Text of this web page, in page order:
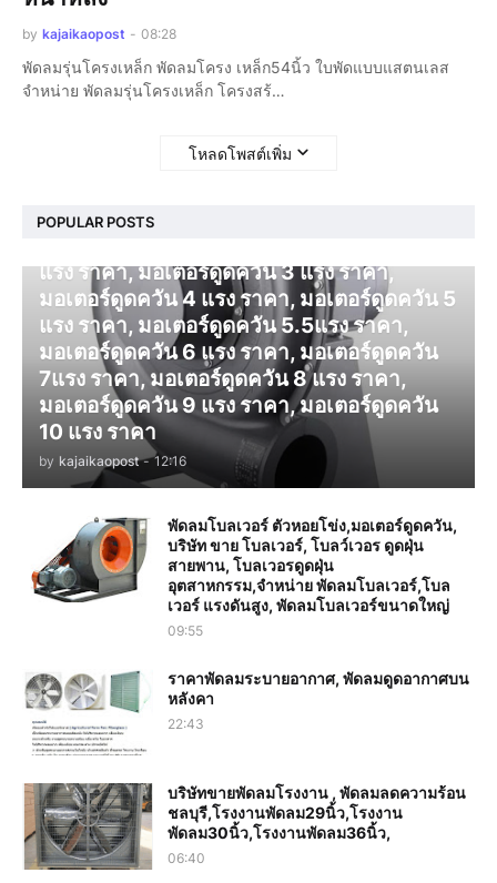
by kajaikaopost - 08:28
พัดลมรุ่นโครงเหล็ก พัดลมโครง เหล็ก54นิ้ว ใบพัดแบบแสตนเลส
จำหน่าย พัดลมรุ่นโครงเหล็ก โครงสร้…
โหลดโพสต์เพิ่ม
POPULAR POSTS
แรง ราคา, มอเตอร์ดูดควัน 3 แรง ราคา,
มอเตอร์ดูดควัน 4 แรง ราคา, มอเตอร์ดูดควัน 5
แรง ราคา, มอเตอร์ดูดควัน 5.5แรง ราคา,
มอเตอร์ดูดควัน 6 แรง ราคา, มอเตอร์ดูดควัน
7แรง ราคา, มอเตอร์ดูดควัน 8 แรง ราคา,
มอเตอร์ดูดควัน 9 แรง ราคา, มอเตอร์ดูดควัน
10 แรง ราคา
by kajaikaopost - 12:16
พัดลมโบลเวอร์ ตัวหอยโข่ง,มอเตอร์ดูดควัน,
บริษัท ขาย โบลเวอร์, โบลว์เวอร ดูดฝุ่น
สายพาน, โบลเวอรดูดฝุ่น
อุตสาหกรรม,จำหน่าย พัดลมโบลเวอร์,โบล
เวอร์ แรงดันสูง, พัดลมโบลเวอร์ขนาดใหญ่
09:55
ราคาพัดลมระบายอากาศ, พัดลมดูดอากาศบน
หลังคา
22:43
บริษัทขายพัดลมโรงงาน , พัดลมลดความร้อน
ชลบุรี,โรงงานพัดลม29นิ้ว,โรงงาน
พัดลม30นิ้ว,โรงงานพัดลม36นิ้ว,
06:40